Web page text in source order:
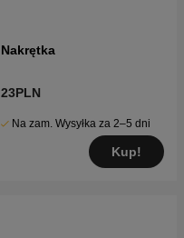
Nakrętka
23PLN
Na zam. Wysyłka za 2–5 dni
Kup!